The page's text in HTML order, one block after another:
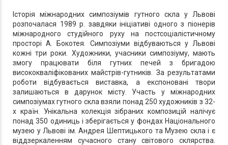
Історія міжнародних симпозіумів гутного скла у Львові
розпочалася 1989 р. завдяки ініціативі одного з піонерів
міжнародного студійного руху на постсоціалістичному
просторі А. Бокотея. Симпозіуми відбуваються у Львові
кожні три роки. Художники, учасники симпозіуму, мають
змогу працювати біля гутних печей з бригадою
висококваліфікованих майстрів-гутників. За результатами
роботи відбувається виставка, а експоновані твори
залишаються в дарунок місту. Участь у міжнародних
симпозіумах гутного скла взяли понад 250 художників з 32-
х країн. Унікальна колекція зібраних композицій налічує
понад 350 одиниць і зберігається у фондах Національного
музею у Львові ім. Андрея Шептицького та Музею скла і є
віддзеркаленням сучасного стану світового склярства.